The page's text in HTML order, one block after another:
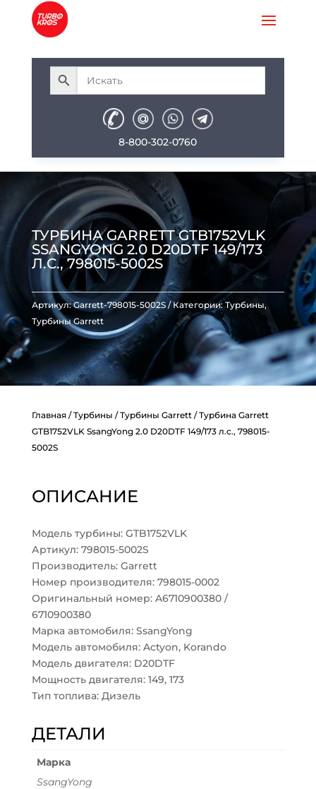
8-800-302-0760
ТУРБИНА GARRETT GTB1752VLK
SSANGYONG 2.0 D20DTF 149/173
Л.С., 798015-5002S
Артикул:Garrett-798015-5002S Категории: Турбины,
Турбины Garrett
Главная/Турбины /Турбины Garrett/ Турбина Garrett
GTB1752VLK SsangYong 2.0 D20DTF 149/173 л.с., 798015-
5002S
ОПИСАНИЕ
Модель турбины: GTB1752VLK
Артикул: 798015-5002S
Производитель: Garrett
Номер производителя: 798015-0002
Оригинальный номер: A6710900380 /
6710900380
Марка автомобиля: SsangYong
Модель автомобиля: Actyon, Korando
Модель двигателя: D20DTF
Мощность двигателя: 149, 173
Тип топлива: Дизель
ДЕТАЛИ
Марка
SsangYong